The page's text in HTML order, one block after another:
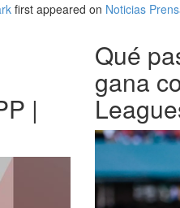
first appeared on Noticias
|
Qué
gana